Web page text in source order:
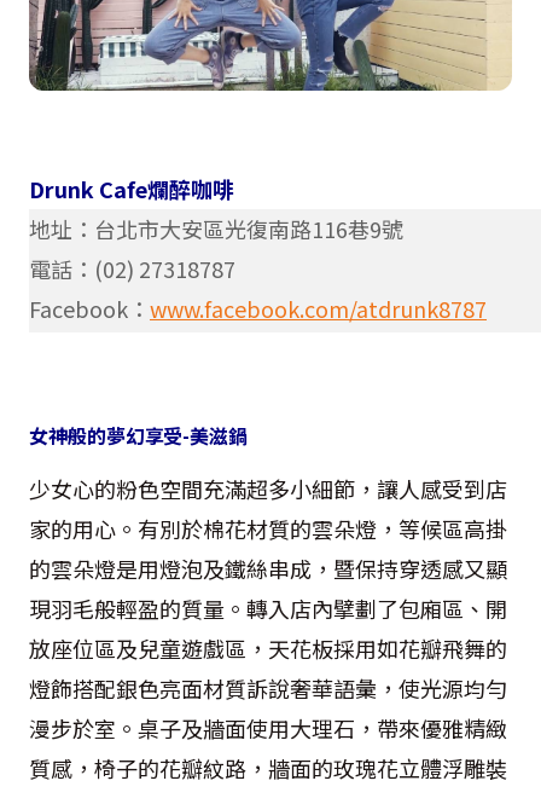
Drunk Cafe爛醉咖啡
地址：台北市大安區光復南路116巷9號
電話：(02) 27318787
Facebook： www.facebook.com/atdrunk8787
女神般的夢幻享受-美滋鍋
少女心的粉色空間充滿超多小細節，讓人感受到店
家的用心。有別於棉花材質的雲朵燈，等候區高掛
的雲朵燈是用燈泡及鐵絲串成，暨保持穿透感又顯
現羽毛般輕盈的質量。轉入店內擘劃了包廂區、開
放座位區及兒童遊戲區，天花板採用如花瓣飛舞的
燈飾搭配銀色亮面材質訴說奢華語彙，使光源均勻
漫步於室。桌子及牆面使用大理石，帶來優雅精緻
質感，椅子的花瓣紋路，牆面的玫瑰花立體浮雕裝